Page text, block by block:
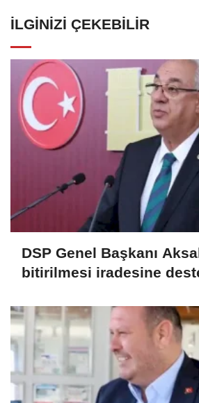
İLGINIZI ÇEKEBILIR
DSP Genel Başkanı
bitirilmesi iradesine